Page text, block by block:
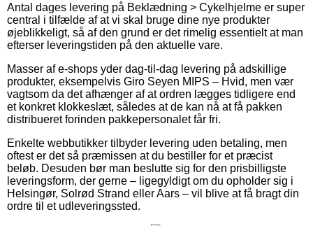
Antal dages levering på Beklædning > Cykelhjelme er super
central i tilfælde af at vi skal bruge dine nye produkter
øjeblikkeligt, så af den grund er det rimelig essentielt at man
efterser leveringstiden på den aktuelle vare.
Masser af e-shops yder dag-til-dag levering på adskillige
produkter, eksempelvis Giro Seyen MIPS – Hvid, men vær
vagtsom da det afhænger af at ordren lægges tidligere end
et konkret klokkeslæt, således at de kan nå at få pakken
distribueret forinden pakkepersonalet får fri.
Enkelte webbutikker tilbyder levering uden betaling, men
oftest er det så præmissen at du bestiller for et præcist
beløb. Desuden bør man beslutte sig for den prisbilligste
leveringsform, der gerne – ligegyldigt om du opholder sig i
Helsingør, Solrød Strand eller Aars – vil blive at få bragt din
ordre til et udleveringssted.